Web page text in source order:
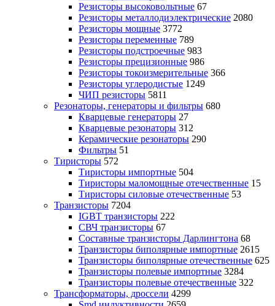
Резисторы высоковольтные 67
Резисторы металлодиэлектрические 2080
Резисторы мощные 3772
Резисторы переменные 789
Резисторы подстроечные 983
Резисторы прецизионные 986
Резисторы токоизмерительные 366
Резисторы углеродистые 1249
ЧИП резисторы 5811
Резонаторы, генераторы и фильтры 680
Кварцевые генераторы 27
Кварцевые резонаторы 312
Керамические резонаторы 290
Фильтры 51
Тиристоры 572
Тиристоры импортные 504
Тиристоры маломощные отечественные 15
Тиристоры силовые отечественные 53
Транзисторы 7204
IGBT транзисторы 222
СВЧ транзисторы 67
Составные транзисторы Дарлингтона 68
Транзисторы биполярные импортные 2615
Транзисторы биполярные отечественные 625
Транзисторы полевые импортные 3284
Транзисторы полевые отечественные 322
Трансформаторы, дроссели 4299